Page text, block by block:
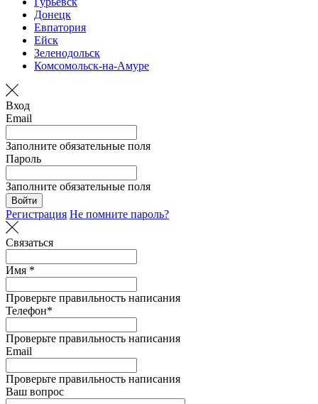
Донецк
Евпатория
Ейск
Зеленодольск
Комсомольск-на-Амуре
Вход
Email
Заполните обязательные поля
Пароль
Заполните обязательные поля
Войти
Регистрация Не помните пароль?
Связаться
Имя *
Проверьте правильность написания
Телефон*
Проверьте правильность написания
Email
Проверьте правильность написания
Ваш вопрос